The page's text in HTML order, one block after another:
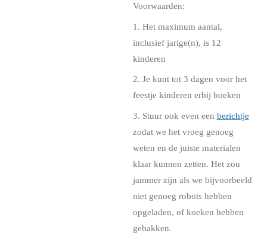
Voorwaarden:
1. Het maximum aantal,
inclusief jarige(n), is 12
kinderen
2. Je kunt tot 3 dagen voor het
feestje kinderen erbij boeken
3. Stuur ook even een berichtje
zodat we het vroeg genoeg
weten en de juiste materialen
klaar kunnen zetten. Het zou
jammer zijn als we bijvoorbeeld
niet genoeg robots hebben
opgeladen, of koeken hebben
gebakken.